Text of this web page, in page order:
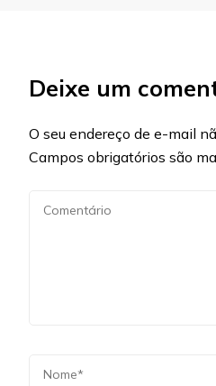
Deixe um
O seu endereço de e-mail
Campos obrigatórios são